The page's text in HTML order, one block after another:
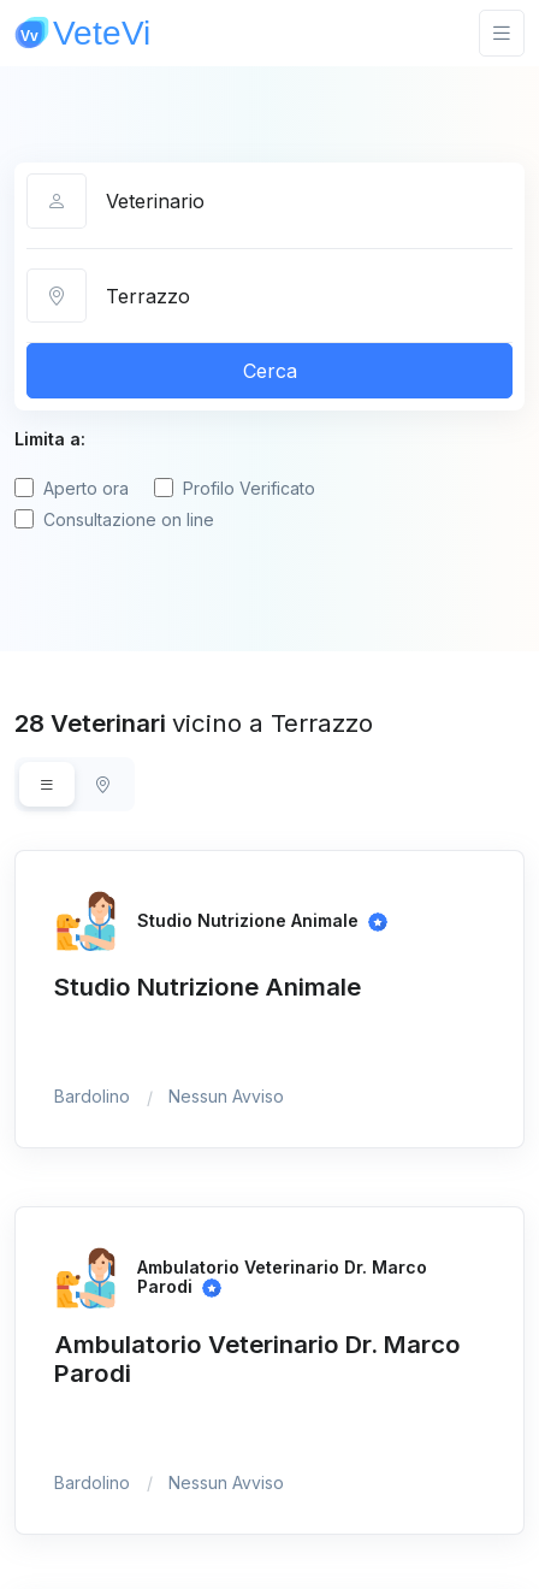
Cerca
Limita a:
Aperto ora
Profilo Verificato
Consultazione on line
28 Veterinari vicino a Terrazzo
Studio Nutrizione Animale
Studio Nutrizione Animale
Bardolino Nessun Avviso
Ambulatorio Veterinario Dr. Marco
Parodi
Ambulatorio Veterinario Dr. Marco
Parodi
Bardolino Nessun Avviso